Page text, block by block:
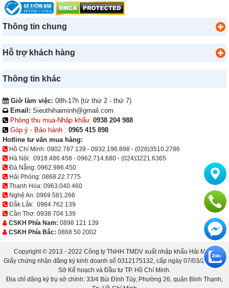
Thông tin chung
Hỗ trợ khách hàng
Thông tin khác
Giờ làm việc: 08h-17h (từ thứ 2 - thứ 7)
Email: Sieuthihaiminh@gmail.com
Phòng thu mua-Nhập khẩu: 0938 204 988
Góp ý - Bảo hành : 0965 415 898
Hotline tư vấn mua hàng:
Hồ Chí Minh: 0902.787.139 - 0932.196.898 - (028)3510.2786
Hà Nội: 0918.486.458 - 0962.714.680 - (024)3221.6365
Đà Nẵng: 0962.986.450
Hải Phòng: 0868.22.7775
Thanh Hóa: 0963.040.460
Nghệ An: 0969.581.266
Đắk Lắk: 0984.762.139
Cần Thơ: 0938 704 139
CSKH Phía Nam: 0898 121 139
CSKH Phía Bắc: 0868 50 2002
Copyright © 2013 - 2022 Công ty TNHH TMDV xuất nhập khẩu Hải Minh.
Giấy chứng nhận đăng ký kinh doanh số 0312175132, cấp ngày 07/03/2013 bởi
Sở Kế hoạch và Đầu tư TP. Hồ Chí Minh.
Địa chỉ đăng ký trụ sở chính: 33/4 Bùi Đình Túy, Phường 26, quận Bình Thạnh,